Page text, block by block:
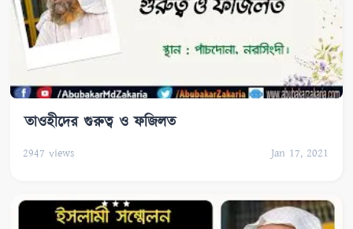
তাওহীদের গুরুত্ব ও ফজিলত
2947 views Jan 17, 2021